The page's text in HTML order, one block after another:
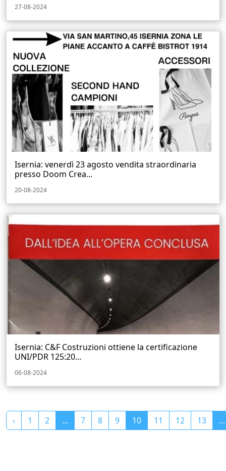
27-08-2024
Isernia: venerdì 23 agosto vendita straordinaria
presso Doom Crea...
20-08-2024
Isernia: C&F Costruzioni ottiene la certificazione
UNI/PDR 125:20...
06-08-2024
‹ 1 2 ... 7 8 9 10 11 12 13 ...